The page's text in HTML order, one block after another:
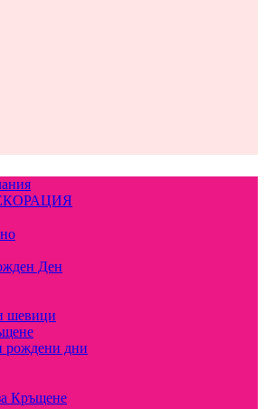
Ден
шевици
дни
Кръщене